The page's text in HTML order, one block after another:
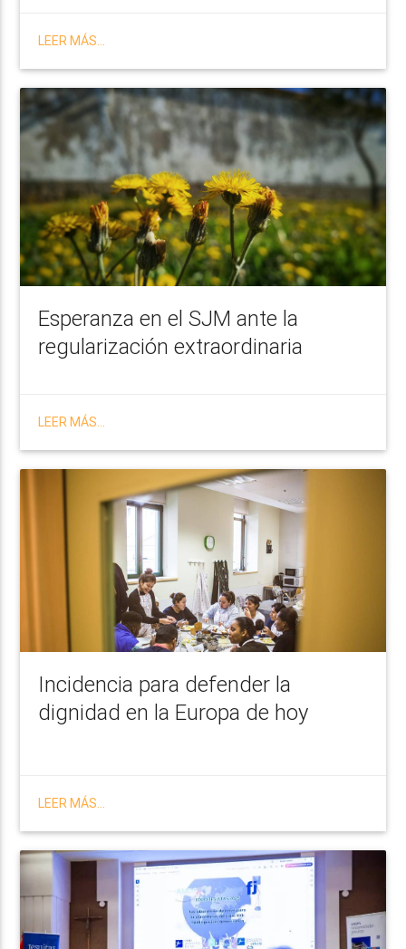
LEER MÁS...
Esperanza en el SJM ante la
regularización extraordinaria
LEER MÁS...
Incidencia para defender la
dignidad en la Europa de hoy
LEER MÁS...